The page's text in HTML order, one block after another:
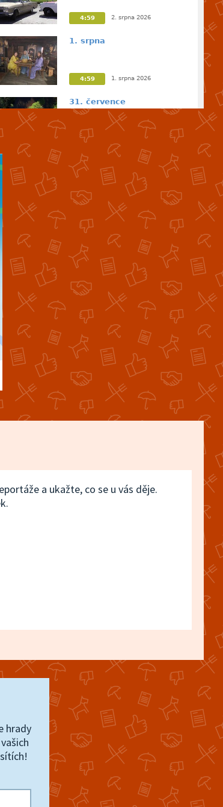
4:59 2. srpna 2026
1. srpna
4:59 1. srpna 2026
31. července
4:58 31. července 2026
30. července
4:53 30. července 2026
29. července
4:53 29. července 2026
28. července
5:03 28. července 2026
27. července
5:03 27. července 2026
26. července
a ukažte, co se u vás děje.
hrady